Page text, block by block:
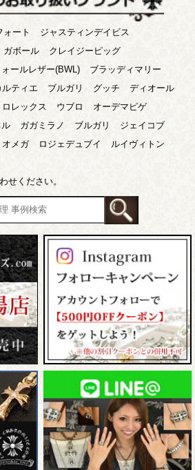
ート
ジャスティンデイビス
ガボール
クレイジーピッグ
ォールレザー(BWL)
ブラッディマリー
ルティエ ブルガリ グッチ
ディオール
ロレックス ウブロ
オーデマピゲ
ガガミラノ ブルガリ
ジェイコブ
オメガ ロジェデュブイ
ルイヴィトン
せください。